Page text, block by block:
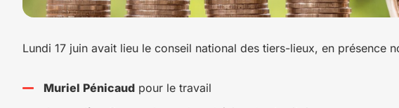
Lundi 17 juin avait lieu le conseil national des tiers-lieux, en présence
Muriel Pénicaudpour le travail